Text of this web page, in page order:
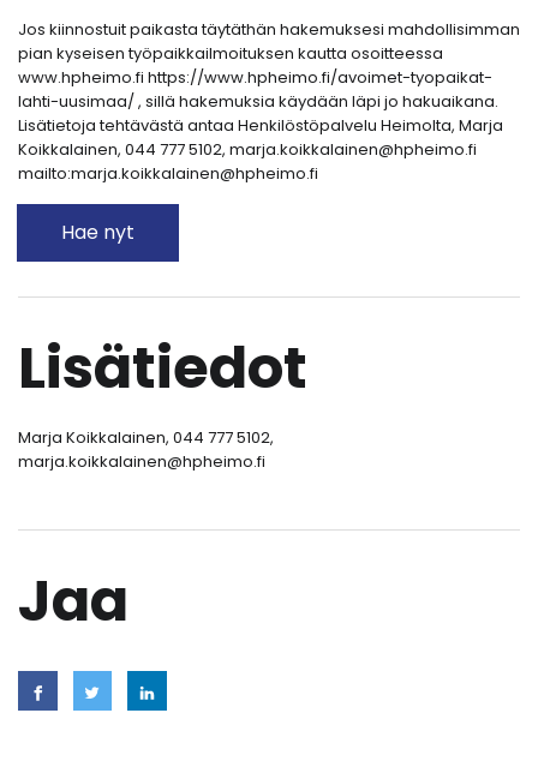
Jos kiinnostuit paikasta täytäthän hakemuksesi mahdollisimman
pian kyseisen työpaikkailmoituksen kautta osoitteessa
www.hpheimo.fi https://www.hpheimo.fi/avoimet-tyopaikat-
lahti-uusimaa/ , sillä hakemuksia käydään läpi jo hakuaikana.
Lisätietoja tehtävästä antaa Henkilöstöpalvelu Heimolta, Marja
Koikkalainen, 044 777 5102, marja.koikkalainen@hpheimo.fi
mailto:marja.koikkalainen@hpheimo.fi
Hae nyt
Lisätiedot
Marja Koikkalainen, 044 777 5102,
marja.koikkalainen@hpheimo.fi
Jaa